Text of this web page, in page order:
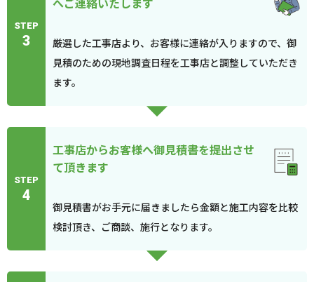
STEP
3
厳選した工事店より、お客様に連絡が入りますので、御
見積のための現地調査日程を工事店と調整していただき
ます。
STEP
4
工事店からお客様へ御見積書を提出させ
て頂きます
御見積書がお手元に届きましたら金額と施工内容を比較
検討頂き、ご商談、施行となります。